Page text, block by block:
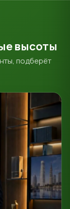
высоты
подберёт